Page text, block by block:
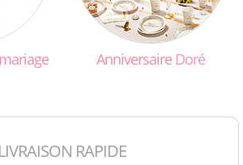
mariage Anniversaire Doré
LIVRAISON RAPIDE